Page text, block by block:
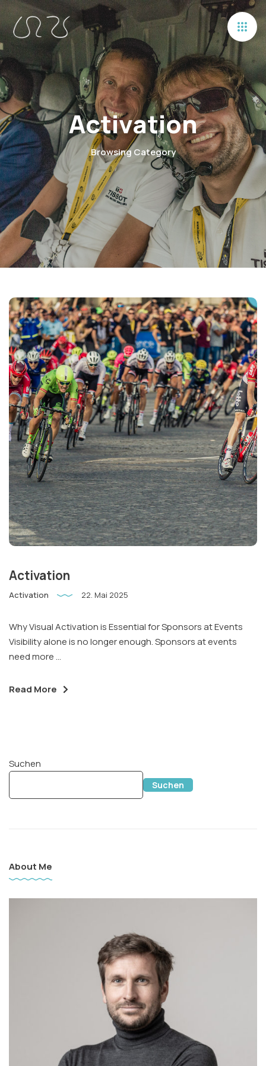
Instagram
Phone
Activation
Browsing Category
Activation
Activation 22. Mai 2025
Why Visual Activation is Essential for Sponsors at Events
Visibility alone is no longer enough. Sponsors at events
need more ...
Read More
Suchen
Suchen
About Me